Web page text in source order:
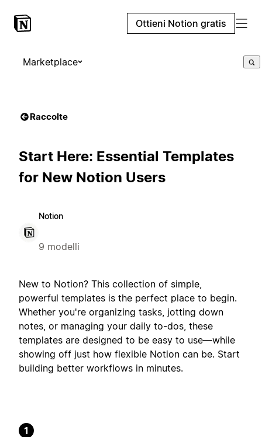
Ottieni Notion gratis
Marketplace
Raccolte
Start Here: Essential Templates
for New Notion Users
Notion
9 modelli
New to Notion? This collection of simple,
powerful templates is the perfect place to begin.
Whether you're organizing tasks, jotting down
notes, or managing your daily to-dos, these
templates are designed to be easy to use—while
showing off just how flexible Notion can be. Start
building better workflows in minutes.
1